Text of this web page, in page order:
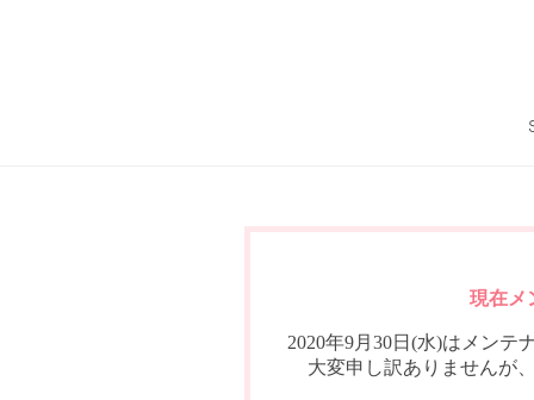
現在メ
2020年9月30日(水)はメンテ
大変申し訳ありませんが